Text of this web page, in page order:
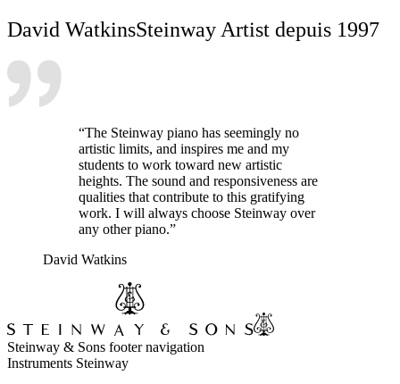
David WatkinsSteinway Artist depuis 1997
“The Steinway piano has seemingly no
artistic limits, and inspires me and my
students to work toward new artistic
heights. The sound and responsiveness are
qualities that contribute to this gratifying
work. I will always choose Steinway over
any other piano.”
David Watkins
Steinway & Sons footer navigation
Instruments Steinway